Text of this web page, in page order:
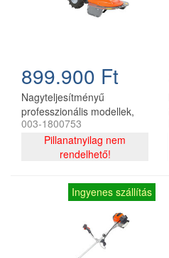
899.900 Ft
Nagyteljesítményű
professzionális modellek,
olyan földművelők számára
tervezve, akik nehéz és
állandó munkát végeznek.
karbantartók számára is
ideálisak, akik sűrű
növényzeten dolgoznak,
földre szórt nyesedékkel.
Hengerűrtartalom: 225 ccm
003-1800753
Pillanatnyilag nem
rendelhető!
Ingyenes szállítás